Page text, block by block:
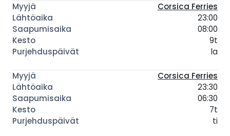
Corsica Ferries
23:00
08:00
9t
la
Corsica Ferries
23:30
06:30
7t
ti